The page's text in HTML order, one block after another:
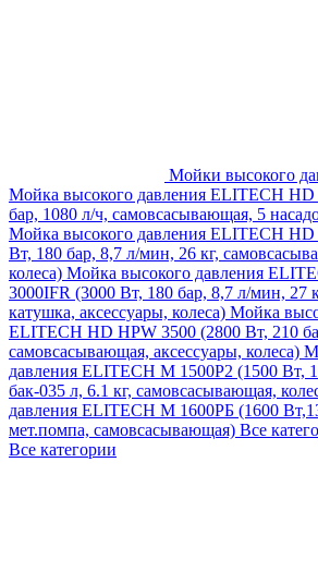
Мойки высокого
Мойка высокого давления ELITECH HD
бар, 1080 л/ч, самовсасывающая, 5
Мойка высокого давления ELITECH
Вт, 180 бар, 8,7 л/мин, 26 кг,
колеса) Мойка высокого давления
3000IFR (3000 Вт, 180 бар, 8,7 л/мин, 27
катушка, аксессуары, колеса) Мойка
ELITECH HD HPW 3500 (2800 Вт, 210
самовсасывающая, аксессуары, колеса)
давления ELITECH M 1500P2 (1500 Вт,
бак-035 л, 6.1 кг, самовсасывающая,
давления ELITECH М 1600РБ (1600
мет.помпа, самовсасывающая) Все
Все категории